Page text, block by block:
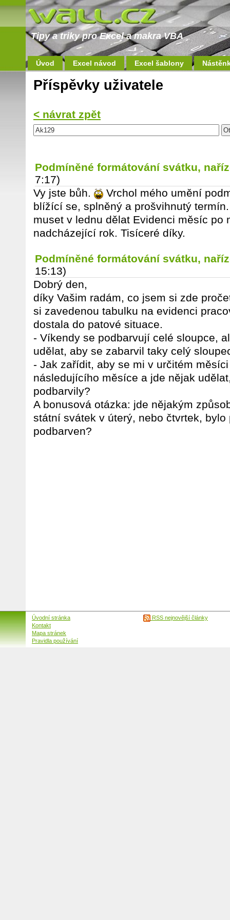
Tipy a triky pro Excel a makra VBA
Úvod Excel návod Excel šablony
Příspěvky uživatele
< návrat zpět
Podmíněné formátování svátku,
7:17)
Vy jste bůh.
Vrchol mého umění
blížící se, splněný a prošvihnutý
muset v lednu dělat Evidenci měsíc po
nadcházející rok. Tisíceré díky.
Podmíněné formátování svátku,
15:13)
Dobrý den,
díky Vašim radám, co jsem si zde
si zavedenou tabulku na evidenci
dostala do patové situace.
- Víkendy se podbarvují celé sloupce,
udělat, aby se zabarvil taky celý
- Jak zařídit, aby se mi v určitém
následujícího měsíce a jde nějak
podbarvily?
A bonusová otázka: jde nějakým
státní svátek v úterý, nebo čtvrtek, bylo
podbarven?
Úvodní stránka
Kontakt
Mapa stránek
Pravidla používání
RSS nejnovější články